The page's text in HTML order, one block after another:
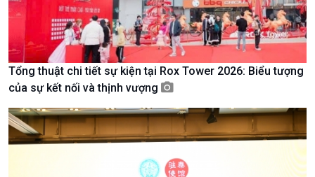
Chính trị
Chính phủ với người dân
Quốc hội với cử tri
Thế giới
Vấn đề quốc tế
Hồ sơ sự kiện quốc tế
Biên cương - Một dải vững
Tổng thuật chi tiết sự kiện tại Rox Tower 2026: Biểu tượng
của sự kết nối và thịnh vượng